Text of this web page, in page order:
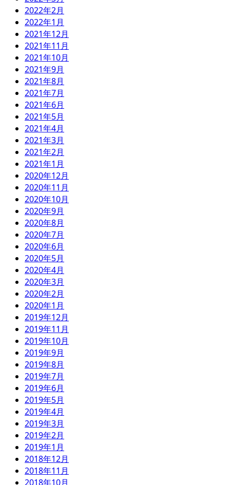
2022年2月
2022年1月
2021年12月
2021年11月
2021年10月
2021年9月
2021年8月
2021年7月
2021年6月
2021年5月
2021年4月
2021年3月
2021年2月
2021年1月
2020年12月
2020年11月
2020年10月
2020年9月
2020年8月
2020年7月
2020年6月
2020年5月
2020年4月
2020年3月
2020年2月
2020年1月
2019年12月
2019年11月
2019年10月
2019年9月
2019年8月
2019年7月
2019年6月
2019年5月
2019年4月
2019年3月
2019年2月
2019年1月
2018年12月
2018年11月
2018年10月